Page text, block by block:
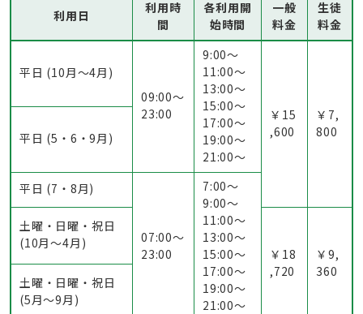
利用日
利用時
間
各利用開
始時間
一般
料金
生徒
料金
平日 (10月～4月)
09:00～
23:00
9:00〜
11:00〜
13:00〜
15:00〜
17:00〜
19:00〜
21:00〜
￥15
,600
￥7,
800
平日 (5・6・9月)
平日 (7・8月)
07:00～
23:00
7:00〜
9:00〜
11:00〜
13:00〜
15:00〜
17:00〜
19:00〜
21:00〜
土曜・日曜・祝日
(10月～4月)
￥18
,720
￥9,
360
土曜・日曜・祝日
(5月〜9月)